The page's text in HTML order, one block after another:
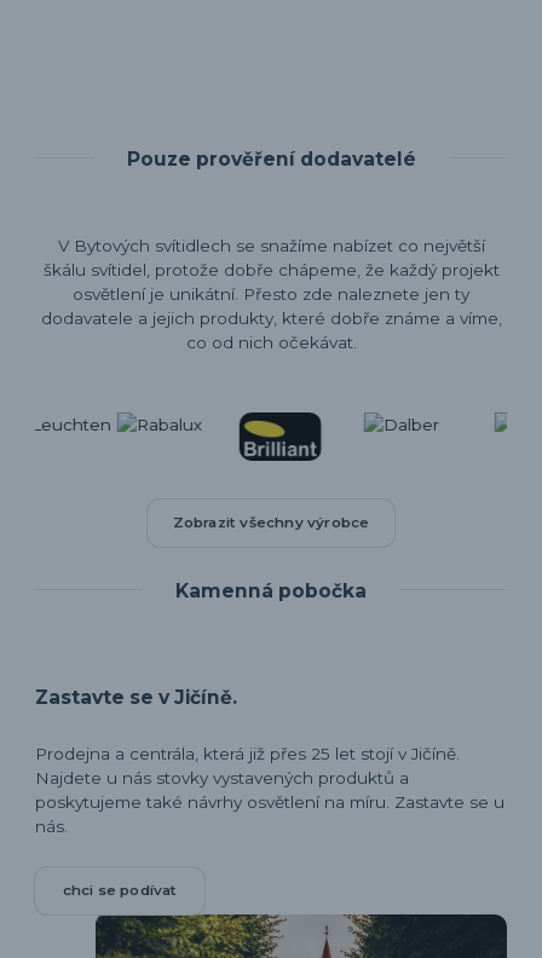
Pouze prověření dodavatelé
V Bytových svítidlech se snažíme nabízet co největší
škálu svítidel, protože dobře chápeme, že každý projekt
osvětlení je unikátní. Přesto zde naleznete jen ty
dodavatele a jejich produkty, které dobře známe a víme,
co od nich očekávat.
Zobrazit všechny výrobce
Kamenná pobočka
Zastavte se v Jičíně.
Prodejna a centrála, která již přes 25 let stojí v Jičíně.
Najdete u nás stovky vystavených produktů a
poskytujeme také návrhy osvětlení na míru. Zastavte se u
nás.
chci se podívat